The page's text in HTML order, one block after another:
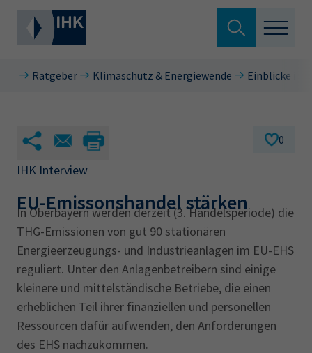
Aus- & Fortbildung
Berufszugang
Ratgeber
Service & Anträge
Über uns
Leichte Sprache
Suche verlassen
Hier können Sie auch aus den meistgesuchten
Begriffen vorauswählen
34a 34c Ausbildungsvertrag
Fachwirt
34d
Prüfungstermine
Wirtschaftsfachwirt
Ratgeber Klimaschutz & Energiewende Einblicke in
0
IHK Interview
EU-Emissonshandel stärken
In Oberbayern werden derzeit (3. Handelsperiode) die
THG-Emissionen von gut 90 stationären
Energieerzeugungs- und Industrieanlagen im EU-EHS
reguliert. Unter den Anlagenbetreibern sind einige
kleinere und mittelständische Betriebe, die einen
erheblichen Teil ihrer finanziellen und personellen
Ressourcen dafür aufwenden, den Anforderungen
des EHS nachzukommen.